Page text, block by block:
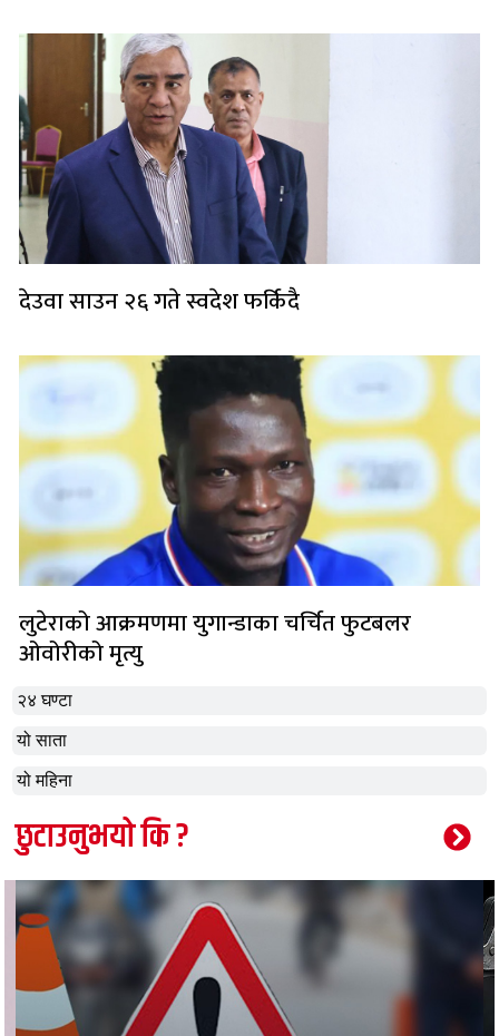
२४ घण्टा
यो साता
यो महिना
देउवा साउन २६ गते स्वदेश फर्किदै
लुटेराको आक्रमणमा युगान्डाका चर्चित फुटबलर
ओवोरीको मृत्यु
छुटाउनुभयो कि ?